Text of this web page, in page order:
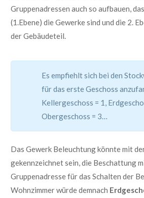
Gruppenadressen auch so aufbauen,
(1.Ebene) die Gewerke sind und die 2.
der Gebäudeteil.
Es empfiehlt sich bei den
für das erste Geschoss
Kellergeschoss = 1,
Obergeschoss = 3…
Das Gewerk Beleuchtung könnte mit
gekennzeichnet sein, die Beschattung
Gruppenadresse für das Schalten der
Wohnzimmer würde demnach